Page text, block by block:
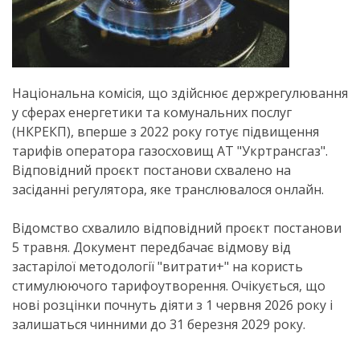
Національна комісія, що здійснює держрегулювання
у сферах енергетики та комунальних послуг
(НКРЕКП), вперше з 2022 року готує підвищення
тарифів оператора газосховищ АТ "Укртрансгаз".
Відповідний проєкт постанови схвалено на
засіданні регулятора, яке транслювалося онлайн.
Відомство схвалило відповідний проєкт постанови
5 травня. Документ передбачає відмову від
застарілої методології "витрати+" на користь
стимулюючого тарифоутворення. Очікується, що
нові розцінки почнуть діяти з 1 червня 2026 року і
залишаться чинними до 31 березня 2029 року.